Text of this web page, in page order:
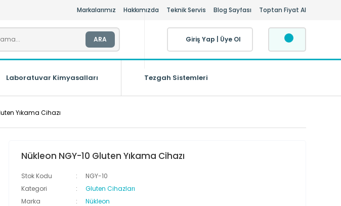
Markalarımız Hakkımızda Teknik Servis Blog Sayfası Toptan Fiyat Al
ARA Giriş Yap Üye Ol
Laboratuvar Kimyasalları Tezgah Sistemleri
Yıkama Cihazı
Nükleon NGY-10 Gluten Yıkama Cihazı
Stok Kodu
NGY-10
Kategori
Gluten Cihazları
Marka
Nükleon